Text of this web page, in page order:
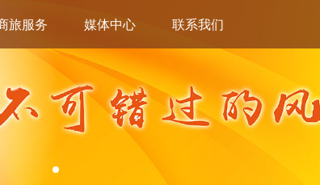
旅服务 媒体中心 联系我们